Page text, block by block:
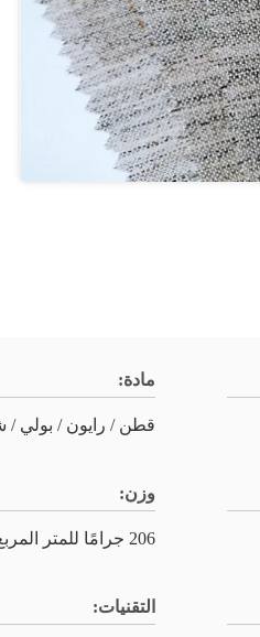
مادة:
قطن / رايون / بولي /
وزن:
206 جرامًا للمتر المربع
التقنيات: